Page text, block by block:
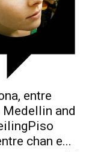
entre
and
chan e...